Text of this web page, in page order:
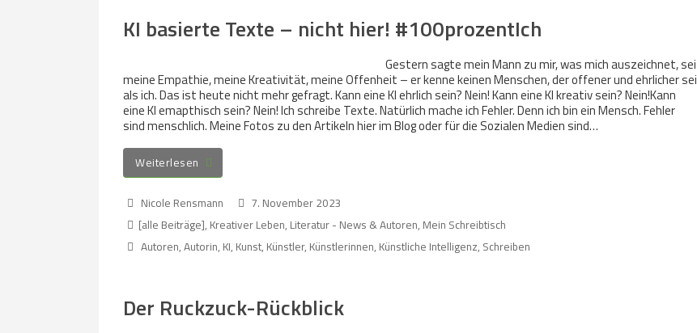
KI basierte Texte – nicht hier! #100prozentIch
Gestern sagte mein Mann zu mir, was mich auszeichnet, sei
meine Empathie, meine Kreativität, meine Offenheit – er kenne keinen Menschen, der offener und ehrlicher sei
als ich. Das ist heute nicht mehr gefragt. Kann eine KI ehrlich sein? Nein! Kann eine KI kreativ sein? Nein!Kann
eine KI emapthisch sein? Nein! Ich schreibe Texte. Natürlich mache ich Fehler. Denn ich bin ein Mensch. Fehler
sind menschlich. Meine Fotos zu den Artikeln hier im Blog oder für die Sozialen Medien sind…
Weiterlesen
Nicole Rensmann
7. November 2023
[alle Beiträge], Kreativer Leben, Literatur - News & Autoren, Mein Schreibtisch
Autoren,Autorin, KI, Kunst, Künstler, Künstlerinnen, Künstliche Intelligenz, Schreiben
Der Ruckzuck-Rückblick